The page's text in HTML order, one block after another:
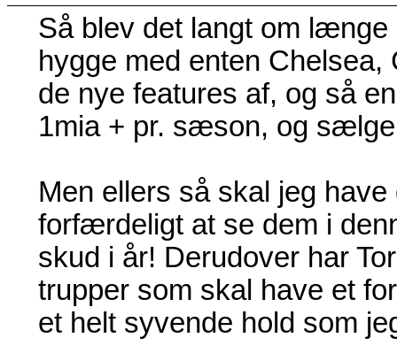
Så blev det langt om
hygge med enten
de nye features af, og så
1mia + pr. sæson, og
Men ellers så skal jeg
forfærdeligt at se dem i
skud i år! Derudover har
trupper som skal have et
et helt syvende hold som